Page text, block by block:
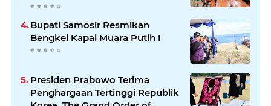
Bupati Samosir Resmikan
Bengkel Kapal Muara Putih I
Presiden Prabowo Terima
Penghargaan Tertinggi Republik